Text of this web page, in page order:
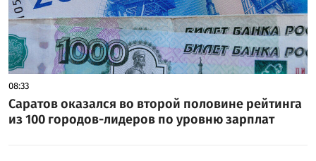
08:33
Саратов оказался во второй половине рейтинга
из 100 городов-лидеров по уровню зарплат